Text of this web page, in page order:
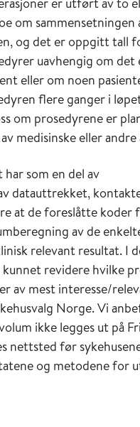
om sammensetningen
og det er oppgitt tall
uavhengig om det
eller om noen
flere ganger i
om prosedyrene er
medisinske eller andre
som en del av
datauttrekket,
at de foreslåtte koder
av de
relevant resultat. I
kunnet revidere hvilke
av mest interesse/
Norge. Vi
ikke legges ut på
nettsted før
og metodene for